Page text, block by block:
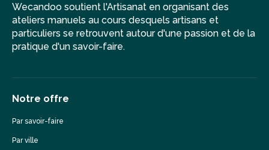
Wecandoo soutient l'Artisanat en organisant des
ateliers manuels au cours desquels artisans et
particuliers se retrouvent autour d'une passion et de la
pratique d'un savoir-faire.
Notre offre
Par savoir-faire
Par ville